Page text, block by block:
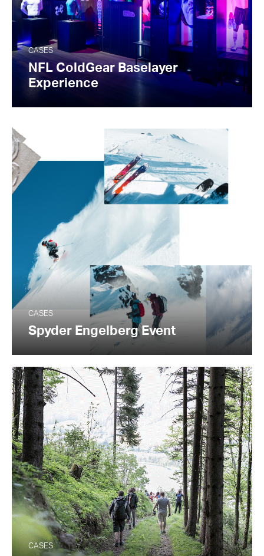
CASES
NFL ColdGear Baselayer
Experience
CASES
Spyder Engelberg Event
CASES